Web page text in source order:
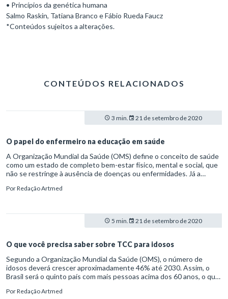
• Princípios da genética humana
Salmo Raskin, Tatiana Branco e Fábio Rueda Faucz
*Conteúdos sujeitos a alterações.
CONTEÚDOS RELACIONADOS
3 min. 21 de setembro de 2020
O papel do enfermeiro na educação em saúde
A Organização Mundial da Saúde (OMS) define o conceito de saúde
como um estado de completo bem-estar físico, mental e social, que
não se restringe à ausência de doenças ou enfermidades. Já a
desenvolvem na convivência humana e nas organizações sociais,
Federal de Enfermagem (COFEN), é exatamente combinar essas
duas atribuições. O profissional de enfermagem é o responsável
equipe multidisciplinar, ele é o profissional de saúde mais próximo do
informações ao paciente. O enfermeiro também desempenha o
papel de educar e orientar a população, dentro ou fora do ambiente
hospitalar.
PorRedação Artmed
5 min. 21 de setembro de 2020
O que você precisa saber sobre TCC para idosos
Segundo a Organização Mundial da Saúde (OMS), o número de
idosos deverá crescer aproximadamente 46% até 2030. Assim, o
Brasil será o quinto país com mais pessoas acima dos 60 anos, o que
exemplo, que ocorre a predominância de doenças crônicas não
PorRedação Artmed